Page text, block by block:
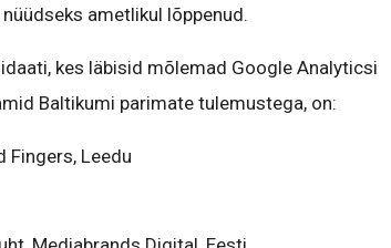
ametlikul lõppenud.
kes läbisid mõlemad Google Analyticsi
Baltikumi parimate tulemustega, on:
Fingers, Leedu